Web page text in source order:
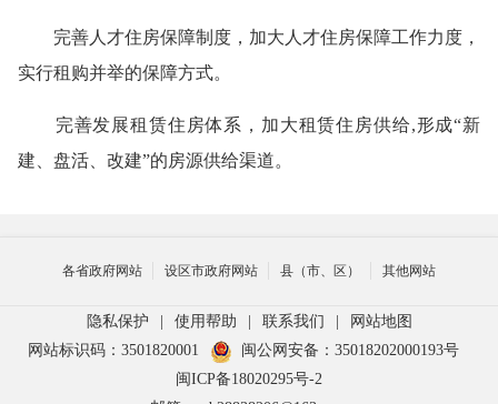
完善人才住房保障制度，加大人才住房保障工作力度，
实行租购并举的保障方式。
完善发展租赁住房体系， 加大租赁住房供给,形成“新
建、盘活、改建”的房源供给渠道。
各省政府网站 设区市政府网站 县（市、区） 其他网站
隐私保护 使用帮助 联系我们
网站地图
网站标识码：3501820001
闽公网安备：35018202000193号
闽ICP备18020295号-2